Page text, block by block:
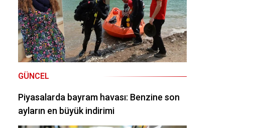
GÜNCEL
Piyasalarda bayram havası: Benzine son
ayların en büyük indirimi